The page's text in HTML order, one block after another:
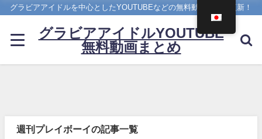
グラビアアイドルを中心としたYOUTUBEなどの無料動画を日々更新！
グラビアアイドルYOUTUBE
無料動画まとめ
週刊プレイボーイの記事一覧